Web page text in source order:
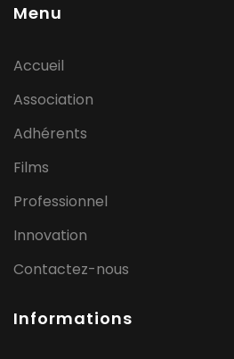
Menu
Accueil
Association
Adhérents
Films
Professionnel
Innovation
Contactez-nous
Informations